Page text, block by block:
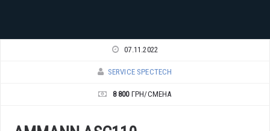
07.11.2022
SERVICE SPECTECH
8 800 ГРН/СМЕНА